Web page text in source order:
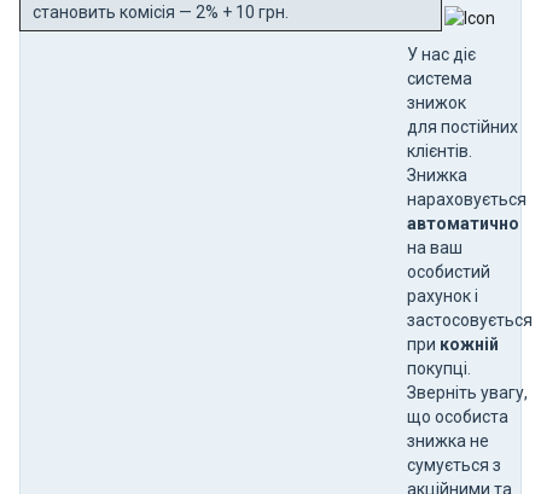
становить комісія — 2% + 10 грн.
У нас діє
система
знижок
для постійних
клієнтів.
Знижка
нараховується
автоматично
на ваш
особистий
рахунок і
застосовується
при кожній
покупці.
Зверніть увагу,
що особиста
знижка не
сумується з
акційними та